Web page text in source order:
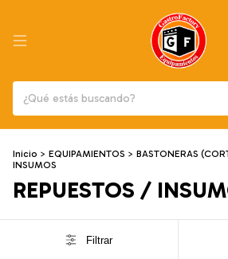
Inicio > EQUIPAMIENTOS > BASTONERAS
INSUMOS
REPUESTOS /
Filtrar